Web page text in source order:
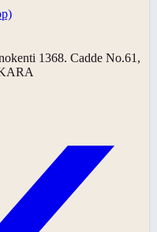
1368. Cadde No.61,